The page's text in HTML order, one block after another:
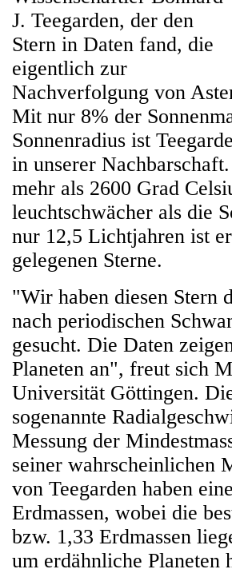
J. Teegarden, der den
Stern in Daten fand, die
eigentlich zur
Nachverfolgung von
Mit nur 8% der
Sonnenradius ist
in unserer
mehr als 2600 Grad
leuchtschwächer als die
nur 12,5 Lichtjahren ist
gelegenen Sterne.
"Wir haben diesen Stern
nach periodischen
gesucht. Die Daten
Planeten an", freut sich
Universität Göttingen.
sogenannte
Messung der
seiner wahrscheinlichen
von Teegarden haben
Erdmassen, wobei die
bzw. 1,33 Erdmassen
um erdähnliche Planeten